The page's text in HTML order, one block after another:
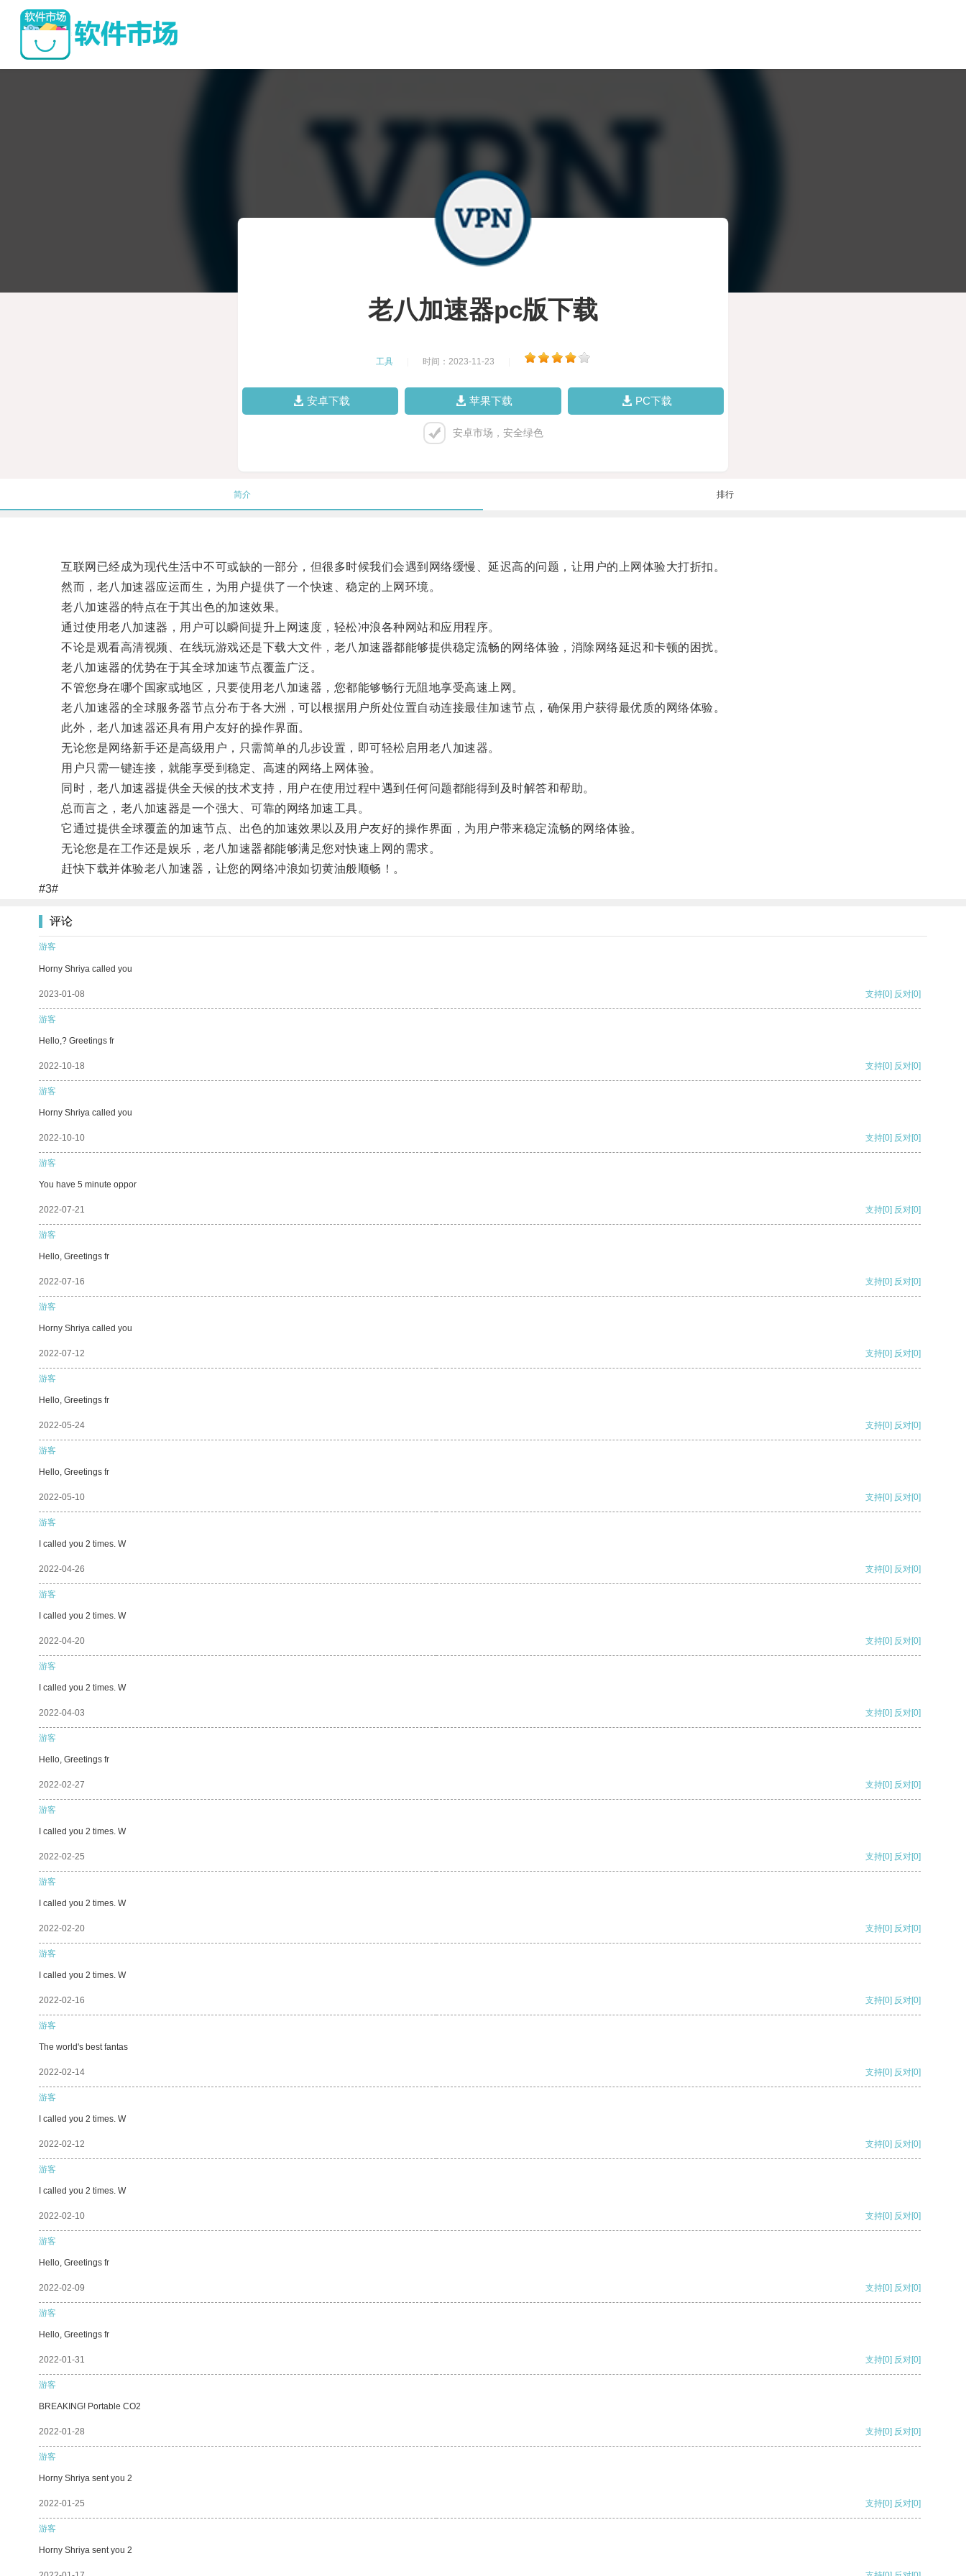
老八加速器pc版下载
工具 时间：2023-11-23
安卓下载 苹果下载 PC下载
安卓市场，安全绿色
简介 排行
互联网已经成为现代生活中不可或缺的一部分，但很多时候我们会遇到网络缓慢、延迟高的问题，让用户的上网体验大打折扣。
然而，老八加速器应运而生，为用户提供了一个快速、稳定的上网环境。
老八加速器的特点在于其出色的加速效果。
通过使用老八加速器，用户可以瞬间提升上网速度，轻松冲浪各种网站和应用程序。
不论是观看高清视频、在线玩游戏还是下载大文件，老八加速器都能够提供稳定流畅的网络体验，消除网络延迟和卡顿的困扰。
老八加速器的优势在于其全球加速节点覆盖广泛。
不管您身在哪个国家或地区，只要使用老八加速器，您都能够畅行无阻地享受高速上网。
老八加速器的全球服务器节点分布于各大洲，可以根据用户所处位置自动连接最佳加速节点，确保用户获得最优质的网络体验。
此外，老八加速器还具有用户友好的操作界面。
无论您是网络新手还是高级用户，只需简单的几步设置，即可轻松启用老八加速器。
用户只需一键连接，就能享受到稳定、高速的网络上网体验。
同时，老八加速器提供全天候的技术支持，用户在使用过程中遇到任何问题都能得到及时解答和帮助。
总而言之，老八加速器是一个强大、可靠的网络加速工具。
它通过提供全球覆盖的加速节点、出色的加速效果以及用户友好的操作界面，为用户带来稳定流畅的网络体验。
无论您是在工作还是娱乐，老八加速器都能够满足您对快速上网的需求。
赶快下载并体验老八加速器，让您的网络冲浪如切黄油般顺畅！。
#3#
评论
游客
Horny Shriya called you
2023-01-08 支持[0] 反对[0]
游客
Hello,? Greetings fr
2022-10-18 支持[0] 反对[0]
游客
Horny Shriya called you
2022-10-10 支持[0] 反对[0]
游客
You have 5 minute oppor
2022-07-21 支持[0] 反对[0]
游客
Hello, Greetings fr
2022-07-16 支持[0] 反对[0]
游客
Horny Shriya called you
2022-07-12 支持[0] 反对[0]
游客
Hello, Greetings fr
2022-05-24 支持[0] 反对[0]
游客
Hello, Greetings fr
2022-05-10 支持[0] 反对[0]
游客
I called you 2 times. W
2022-04-26 支持[0] 反对[0]
游客
I called you 2 times. W
2022-04-20 支持[0] 反对[0]
游客
I called you 2 times. W
2022-04-03 支持[0] 反对[0]
游客
Hello, Greetings fr
2022-02-27 支持[0] 反对[0]
游客
I called you 2 times. W
2022-02-25 支持[0] 反对[0]
游客
I called you 2 times. W
2022-02-20 支持[0] 反对[0]
游客
I called you 2 times. W
2022-02-16 支持[0] 反对[0]
游客
The world's best fantas
2022-02-14 支持[0] 反对[0]
游客
I called you 2 times. W
2022-02-12 支持[0] 反对[0]
游客
I called you 2 times. W
2022-02-10 支持[0] 反对[0]
游客
Hello, Greetings fr
2022-02-09 支持[0] 反对[0]
游客
Hello, Greetings fr
2022-01-31 支持[0] 反对[0]
游客
BREAKING! Portable CO2
2022-01-28 支持[0] 反对[0]
游客
Horny Shriya sent you 2
2022-01-25 支持[0] 反对[0]
游客
Horny Shriya sent you 2